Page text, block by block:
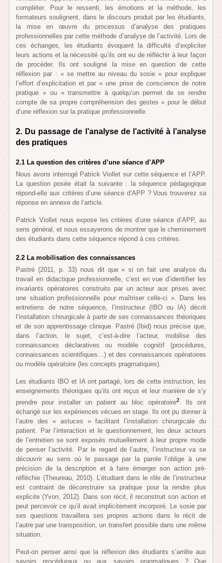
compléter. Pour le ressenti, les émotions et la méthode, les
formateurs soulignent, dans le discours produit par les étudiants,
la mise en œuvre du processus d’analyse des pratiques
professionnelles par cette méthode d’analyse de l’activité. Lors de
ces échanges, les étudiants évoquent la difficulté d’expliciter
leurs actions et la nécessité qu’ils ont eu de réfléchir à leur façon
de procéder. Ils ont souligné la mise en question de cette
réflexion par : « se mettre au niveau du sosie » pour expliquer
l’effort d’explicitation et par « une prise de conscience de notre
pratique » ou « transmettre à quelqu’un permet de se rendre
compte de sa propre compréhension des gestes » pour le début
d’une réflexion sur la pratique professionnelle.
2. Du passage de l’analyse de l’activité à l’analyse
des pratiques
2.1 La question des critères d’une séance d’APP
Nous avons interrogé Patrick Viollet sur cette séquence et l’APP.
La question posée était la suivante : la séquence pédagogique
répond-elle aux critères d’une séance d’APP ? Vous trouverez sa
réponse en annexe de l’article.
Patrick Viollet nous expose les critères d’une séance d’APP, au
sens général, et nous essayerons de montrer que le cheminement
des étudiants dans cette séquence répond à ces critères.
2.2 La mobilisation des connaissances
Pastré (2011, p. 33) nous dit que « si on fait une analyse du
travail en didactique professionnelle, c’est en vue d’identifier les
invariants opératoires construits par un acteur aux prises avec
une situation professionnelle pour maîtriser celle-ci ». Dans les
entretiens de notre séquence, l’instructeur (IBO ou IA) décrit
l’installation chirurgicale à partir de ses connaissances théoriques
et de son apprentissage clinique. Pastré (Ibid) nous précise que,
dans l’action, le sujet, c’est-à-dire l’acteur, mobilise des
connaissances déclaratives ou modèle cognitif (procédures,
connaissances scientifiques…) et des connaissances opératoires
ou modèle opératoire (les concepts pragmatiques).
Les étudiants IBO et IA ont partagé, lors de cette instruction, les
enseignements théoriques qu’ils ont reçus et leur manière de s’y
prendre pour installer un patient au bloc opératoire2. Ils ont
échangé sur les expériences vécues en stage. Ils ont pu donner à
l’autre des « astuces » facilitant l’installation chirurgicale du
patient. Par l’interaction et le questionnement, les deux acteurs
de l’entretien se sont exposés mutuellement à leur propre mode
de penser l’activité. Par le regard de l’autre, l’instructeur va se
découvrir au sens où le passage par la parole l’oblige à une
précision de la description et à faire émerger son action pré-
réfléchie (Theureau, 2010). L’étudiant dans le rôle de l’instructeur
est contraint de déconstruire sa pratique pour la rendre plus
explicite (Yvon, 2012). Dans son récit, il reconstruit son action et
peut percevoir ce qu’il avait implicitement incorporé. Le sosie par
ses questions travaillera ses propres actions dans le récit de
l’autre par une transposition, un transfert possible dans une même
situation.
Peut-on penser ainsi que la réflexion des étudiants s’arrête aux
savoirs procéduraux ou aux savoirs pragmatiques ? Que